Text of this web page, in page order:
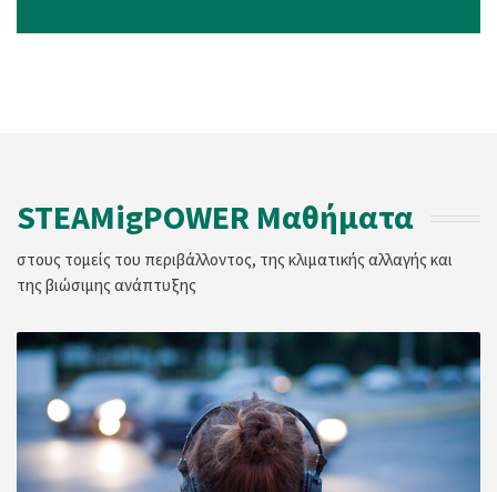
STEAMigPOWER Μαθήματα
στους τομείς του περιβάλλοντος, της κλιματικής αλλαγής και
της βιώσιμης ανάπτυξης